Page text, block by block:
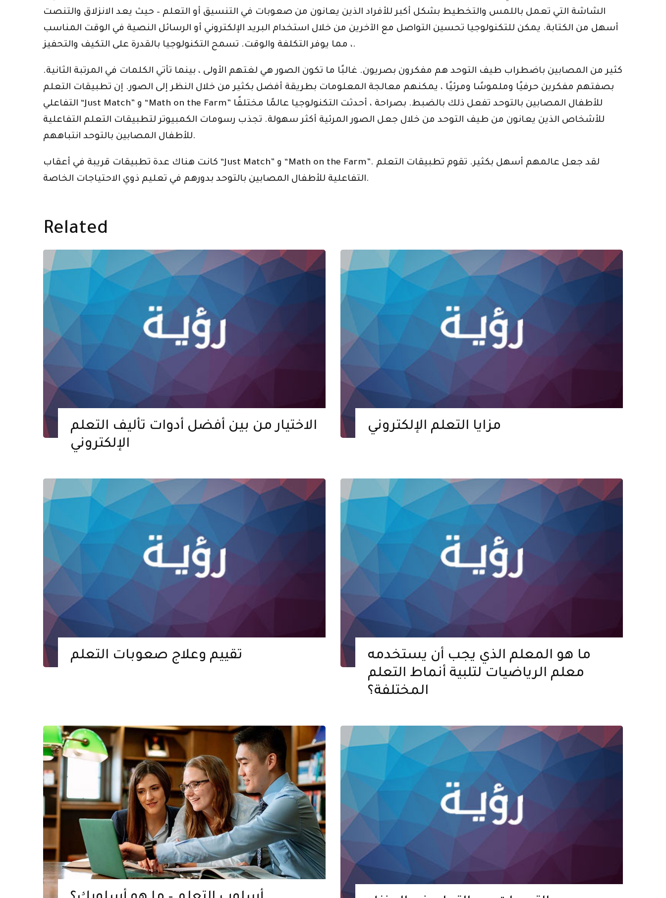
الشاشة التي تعمل باللمس والتخطيط بشكل أكبر للأفراد الذين يعانون من صعوبات في التنسيق أو التعلم – حيث يعد الانزلاق والتنصت
أسهل من الكتابة. يمكن للتكنولوجيا تحسين التواصل مع الآخرين من خلال استخدام البريد الإلكتروني أو الرسائل النصية في الوقت المناسب
، مما يوفر التكلفة والوقت. تسمح التكنولوجيا بالقدرة على التكيف والتحفيز.
كثير من المصابين باضطراب طيف التوحد هم مفكرون بصريون. غالبًا ما تكون الصور هي لغتهم الأولى ، بينما تأتي الكلمات في المرتبة الثانية.
بصفتهم مفكرين حرفيًا وملموسًا ومرئيًا ، يمكنهم معالجة المعلومات بطريقة أفضل بكثير من خلال النظر إلى الصور. إن تطبيقات التعلم
التفاعلي “Just Match” و “Math on the Farm” للأطفال المصابين بالتوحد تفعل ذلك بالضبط. بصراحة ، أحدثت التكنولوجيا عالمًا مختلفًا
للأشخاص الذين يعانون من طيف التوحد من خلال جعل الصور المرئية أكثر سهولة. تجذب رسومات الكمبيوتر لتطبيقات التعلم التفاعلية
للأطفال المصابين بالتوحد انتباههم.
كانت هناك عدة تطبيقات قريبة في أعقاب “Just Match” و “Math on the Farm”. لقد جعل عالمهم أسهل بكثير. تقوم تطبيقات التعلم
التفاعلية للأطفال المصابين بالتوحد بدورهم في تعليم ذوي الاحتياجات الخاصة.
Related
الاختيار من بين أفضل أدوات تأليف التعلم
الإلكتروني
مزايا التعلم الإلكتروني
تقييم وعلاج صعوبات التعلم
ما هو المعلم الذي يجب أن يستخدمه
معلم الرياضيات لتلبية أنماط التعلم
المختلفة؟